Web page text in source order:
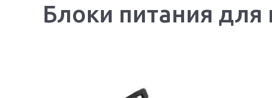
Блоки питания для